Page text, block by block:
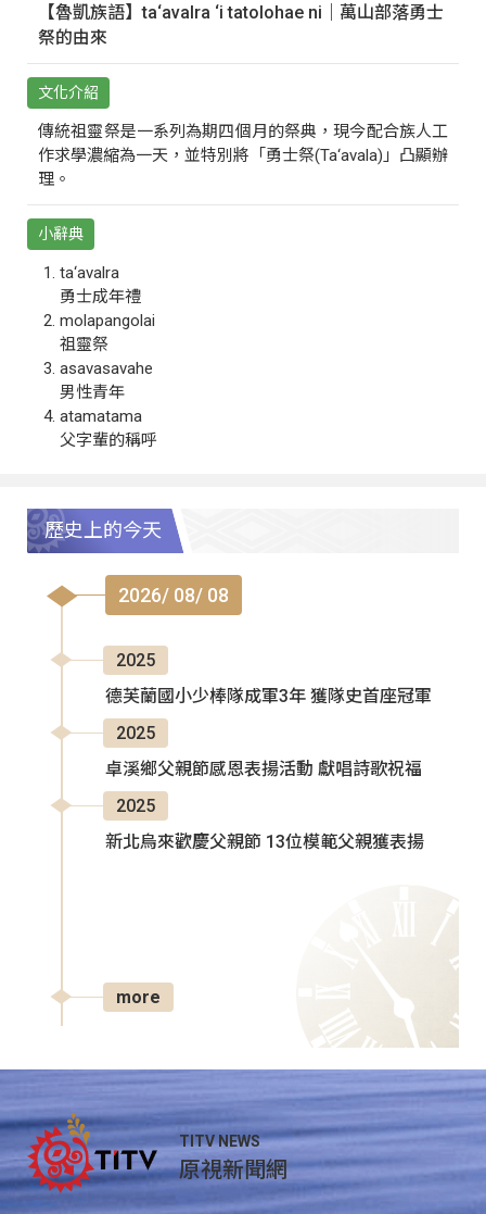
【魯凱族語】ta‘avalra ‘i tatolohae ni｜萬山部落勇士
祭的由來
文化介紹
傳統祖靈祭是一系列為期四個月的祭典，現今配合族人工
作求學濃縮為一天，並特別將「勇士祭(Ta‘avala)」凸顯辦
理。
小辭典
ta‘avalra
勇士成年禮
molapangolai
祖靈祭
asavasavahe
男性青年
atamatama
父字輩的稱呼
歷史上的今天
2026/ 08/ 08
2025
德芙蘭國小少棒隊成軍3年 獲隊史首座冠軍
2025
卓溪鄉父親節感恩表揚活動 獻唱詩歌祝福
2025
新北烏來歡慶父親節 13位模範父親獲表揚
more
TITV NEWS
原視新聞網